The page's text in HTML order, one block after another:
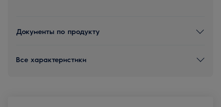
Документы по продукту
Все характеристики